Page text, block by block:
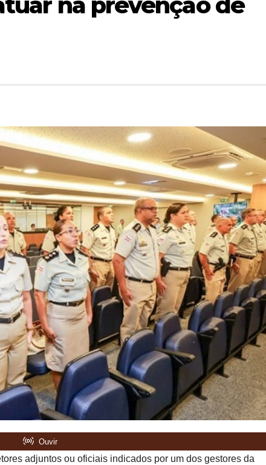
adjuntos ou oficiais indicados por um dos gestores da